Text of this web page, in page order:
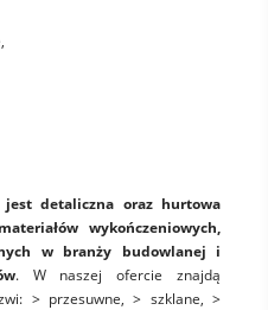
,
jest detaliczna oraz hurtowa
wykończeniowych,
w branży budowlanej i
. W naszej ofercie znajdą
> przesuwne, > szklane, >